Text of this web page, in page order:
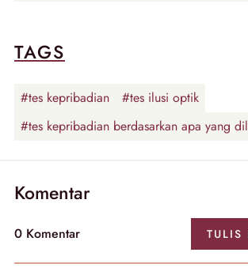
TAGS
#tes kepribadian
#tes ilusi optik
#tes kepribadian berdasarkan apa yang
Komentar
0 Komentar TULIS